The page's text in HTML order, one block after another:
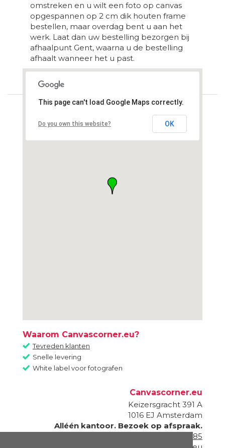
omstreken en u wilt een foto op canvas
opgespannen op 2 cm dik houten frame
bestellen, maar overdag bent u aan het
werk. Laat dan uw bestelling bezorgen bij
afhaalpunt Gent, waarna u de bestelling
afhaalt wanneer het u past.
Loading...
This page can't load Google Maps correctly.
Do you own this website? OK
Waarom Canvascorner.eu?
Tevreden klanten
Snelle levering
White label voor fotografen
Canvascorner.eu
Keizersgracht 391 A
1016 EJ Amsterdam
Alléén kantoor. Bezoek op afspraak.
020 - 820 87 85